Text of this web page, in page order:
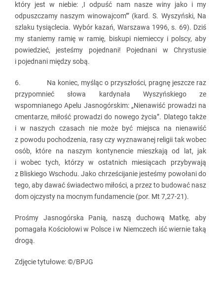
który jest w niebie: ‚I odpuść nam nasze winy jako i my
odpuszczamy naszym winowajcom’” (kard. S. Wyszyński, Na
szlaku tysiąclecia. Wybór kazań, Warszawa 1996, s. 69). Dziś
my staniemy ramię w ramię, biskupi niemieccy i polscy, aby
powiedzieć, jesteśmy pojednani! Pojednani w Chrystusie
i pojednani między sobą.
6. Na koniec, myśląc o przyszłości, pragnę jeszcze raz
przypomnieć słowa kardynała Wyszyńskiego ze
wspomnianego Apelu Jasnogórskim: „Nienawiść prowadzi na
cmentarze, miłość prowadzi do nowego życia”. Dlatego także
i w naszych czasach nie może być miejsca na nienawiść
z powodu pochodzenia, rasy czy wyznawanej religii tak wobec
osób, które na naszym kontynencie mieszkają od lat, jak
i wobec tych, którzy w ostatnich miesiącach przybywają
z Bliskiego Wschodu. Jako chrześcijanie jesteśmy powołani do
tego, aby dawać świadectwo miłości, a przez to budować nasz
dom ojczysty na mocnym fundamencie (por. Mt 7,27-21).
Prośmy Jasnogórska Panią, naszą duchową Matkę, aby
pomagała Kościołowi w Polsce i w Niemczech iść wiernie taką
drogą.
Zdjęcie tytułowe: ©/BPJG